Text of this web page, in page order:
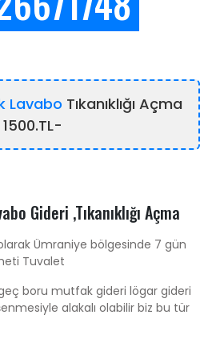
Lavabo Tıkanıklığı Açma
1500.TL-
Gideri ,Tıkanıklığı Açma
Ümraniye bölgesinde 7 gün
Tuvalet
boru mutfak gideri lögar gideri
alakalı olabilir biz bu tür